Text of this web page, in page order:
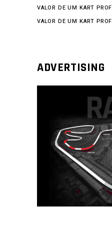
VALOR DE UM KART
VALOR DE UM KART
ADVERTISING